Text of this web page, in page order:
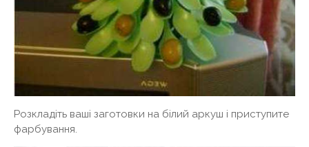
Розкладіть ваші заготовки на білий аркуш і приступите
фарбування.